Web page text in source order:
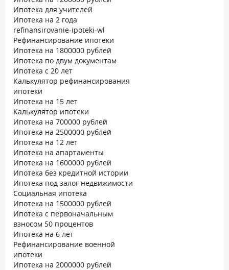
Ипотека для учителей
Ипотека на 2 года
refinansirovanie-ipoteki-wl
Рефинансирование ипотеки
Ипотека на 1800000 рублей
Ипотека по двум документам
Ипотека с 20 лет
Калькулятор рефинансирования
ипотеки
Ипотека на 15 лет
Калькулятор ипотеки
Ипотека на 700000 рублей
Ипотека на 2500000 рублей
Ипотека на 12 лет
Ипотека на апартаменты
Ипотека на 1600000 рублей
Ипотека без кредитной истории
Ипотека под залог недвижимости
Социальная ипотека
Ипотека на 1500000 рублей
Ипотека с первоначальным
взносом 50 процентов
Ипотека на 6 лет
Рефинансирование военной
ипотеки
Ипотека на 2000000 рублей